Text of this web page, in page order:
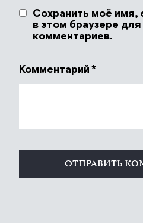
Сохранить моё имя,
в этом браузере
комментариев.
Комментарий *